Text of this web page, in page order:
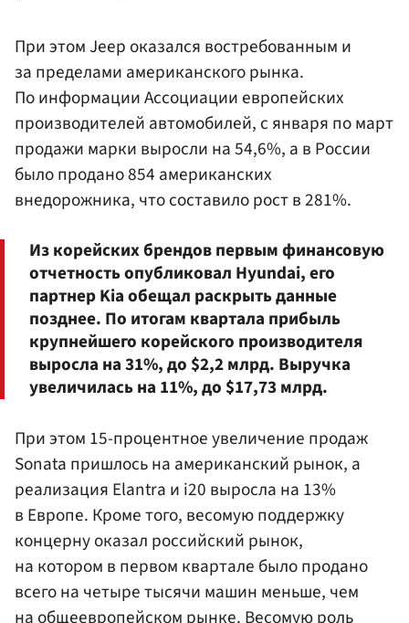
При этом Jeep оказался востребованным и
за пределами американского рынка.
По информации Ассоциации европейских
производителей автомобилей, с января по март
продажи марки выросли на 54,6%, а в России
было продано 854 американских
внедорожника, что составило рост в 281%.
Из корейских брендов первым финансовую
отчетность опубликовал Hyundai, его
партнер Kia обещал раскрыть данные
позднее. По итогам квартала прибыль
крупнейшего корейского производителя
выросла на 31%, до $2,2 млрд. Выручка
увеличилась на 11%, до $17,73 млрд.
При этом 15-процентное увеличение продаж
Sonata пришлось на американский рынок, а
реализация Elantra и i20 выросла на 13%
в Европе. Кроме того, весомую поддержку
концерну оказал российский рынок,
на котором в первом квартале было продано
всего на четыре тысячи машин меньше, чем
на общеевропейском рынке. Весомую роль